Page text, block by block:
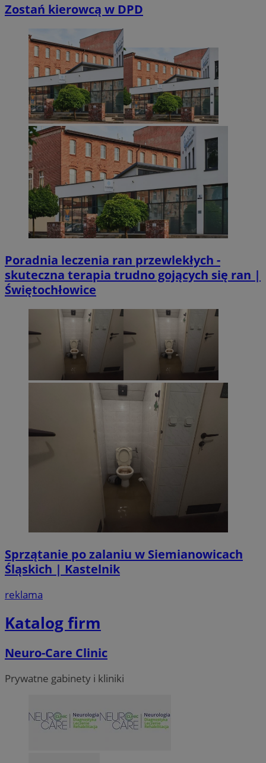
Zostań kierowcą w DPD
Poradnia leczenia ran przewlekłych -
skuteczna terapia trudno gojących się ran |
Świętochłowice
Sprzątanie po zalaniu w Siemianowicach
Śląskich | Kastelnik
reklama
Katalog firm
Neuro-Care Clinic
Prywatne gabinety i kliniki